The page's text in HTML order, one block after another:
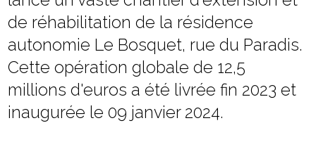
de réhabilitation de la résidence
autonomie Le Bosquet, rue du Paradis.
Cette opération globale de 12,5
millions d'euros a été livrée fin 2023 et
inaugurée le 09 janvier 2024.